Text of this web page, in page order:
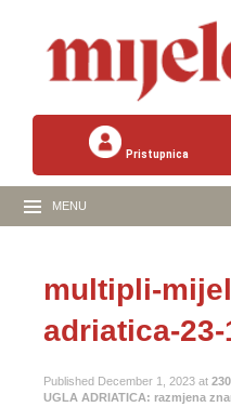
Pristupnica
MENU
multipli-
adriatica-23-
Published December 1, 2023 at
UGLA ADRIATICA: razmjena